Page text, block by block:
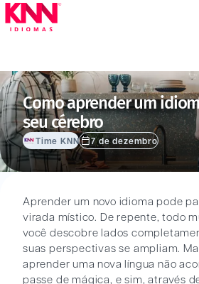
Como aprender um
seu cérebro
Time KNN 7 de dezembro
Aprender um novo idioma pode
virada místico. De repente, todo
você descobre lados
suas perspectivas se ampliam.
aprender uma nova língua não
passe de mágica, e sim, através